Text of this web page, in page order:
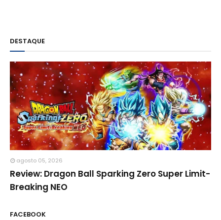
DESTAQUE
agosto 05, 2026
Review: Dragon Ball Sparking Zero Super Limit-
Breaking NEO
FACEBOOK